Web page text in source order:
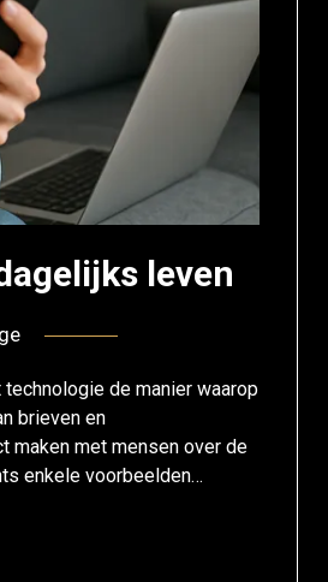
leven
de manier waarop
brieven en
maken met mensen over de
enkele voorbeelden…